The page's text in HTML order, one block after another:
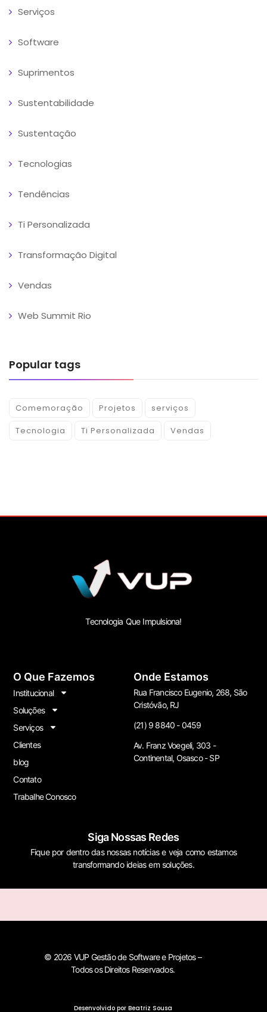
Serviços
Software
Suprimentos
Sustentabilidade
Sustentação
Tecnologias
Tendências
Ti Personalizada
Transformação Digital
Vendas
Web Summit Rio
Popular tags
Comemoração Projetos
serviços
Tecnologia
Ti Personalizada Vendas
Tecnologia Que Impulsiona!
O Que Fazemos
Institucional
Soluções
Serviços
Clientes
blog
Contato
Trabalhe Conosco
Onde Estamos
Rua Francisco Eugenio, 268, São
Cristóvão, RJ
(21) 9 8840 - 0459
Av. Franz Voegeli, 303 -
Continental, Osasco - SP
Siga Nossas Redes
Fique por dentro das nossas notícias e veja como estamos
transformando ideias em soluções.
© 2026 VUP Gestão de Software e Projetos –
Todos os Direitos Reservados.
Desenvolvido por Beatriz Sousa